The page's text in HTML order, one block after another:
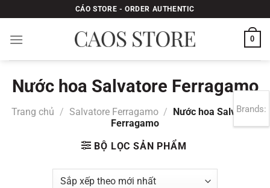
qua
nội
CÁO STORE - ORDER AUTHENTIC
0
Nước hoa Salvatore Ferragamo
Trang chủ / Salvatore Ferragamo /
Nước hoa Salvatore
Ferragamo
BỘ LỌC SẢN PHẨM
Brands: